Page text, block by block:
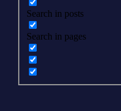
Search in posts
Search in pages